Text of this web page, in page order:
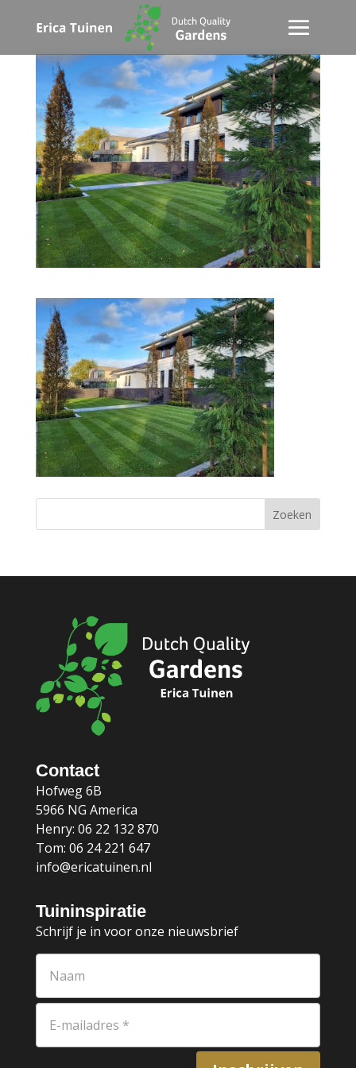
Zoeken
Contact
Hofweg 6B
5966 NG America
Henry: 06 22 132 870
Tom: 06 24 221 647
info@ericatuinen.nl
Tuininspiratie
Schrijf je in voor onze nieuwsbrief